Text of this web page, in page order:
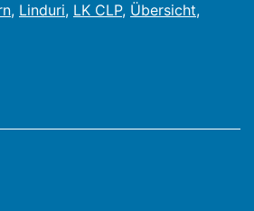
, Linduri, LK CLP, Übersicht,